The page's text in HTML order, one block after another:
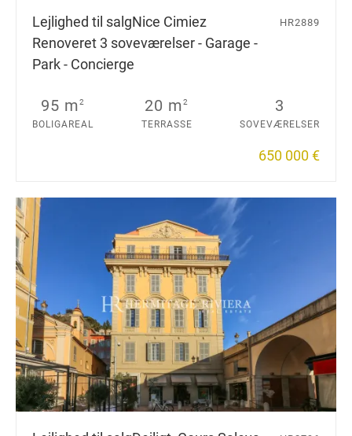
Lejlighed til salgNice Cimiez
Renoveret 3 soveværelser - Garage -
Park - Concierge
HR2889
95 m2
BOLIGAREAL
20 m2
TERRASSE
3
SOVEVÆRELSER
650 000 €